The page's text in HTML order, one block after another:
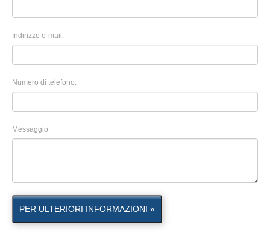
Indirizzo e-mail:
Numero di telefono:
Messaggio
PER ULTERIORI INFORMAZIONI »